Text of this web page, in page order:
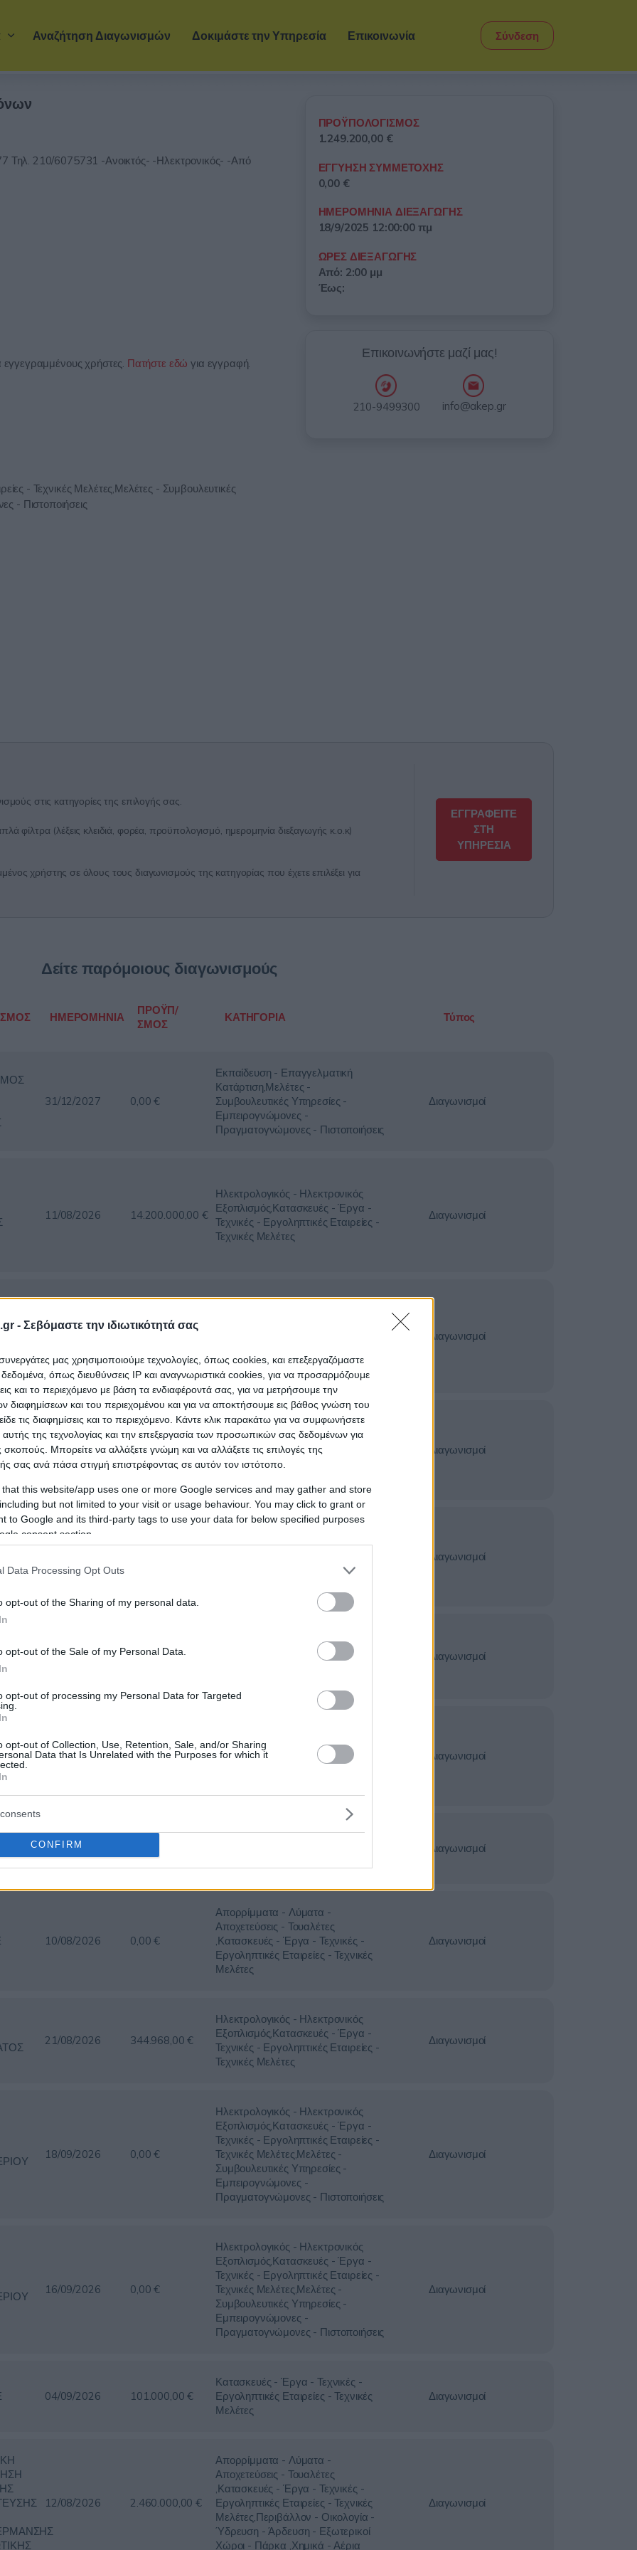
- Σεβόμαστε την ιδιωτικότητά σας
συνεργάτες μας χρησιμοποιούμε τεχνολογίες, όπως cookies, και επεξεργαζόμαστε
όπως διευθύνσεις IP και αναγνωριστικά cookies, για να προσαρμόζουμε
και το περιεχόμενο με βάση τα ενδιαφέροντά σας, για να μετρήσουμε την
διαφημίσεων και του περιεχομένου και για να αποκτήσουμε εις βάθος γνώση του
τις διαφημίσεις και το περιεχόμενο. Κάντε κλικ παρακάτω για να συμφωνήσετε
της τεχνολογίας και την επεξεργασία των προσωπικών σας δεδομένων για
Μπορείτε να αλλάξετε γνώμη και να αλλάξετε τις επιλογές της
σας ανά πάσα στιγμή επιστρέφοντας σε αυτόν τον ιστότοπο.
that this website/app uses one or more Google services and may gather and store
but not limited to your visit or usage behaviour. You may click to grant or
to Google and its third-party tags to use your data for below specified purposes
consent section.
Data Processing Opt Outs
opt-out of the Sharing of my personal data.
opt-out of the Sale of my Personal Data.
opt-out of processing my Personal Data for Targeted
opt-out of Collection, Use, Retention, Sale, and/or Sharing
Data that Is Unrelated with the Purposes for which it
CONFIRM
Αναζήτηση Διαγωνισμών Δοκιμάστε την Υπηρεσία Επικοινωνία Σύνδεση
Τηλ. 210/6075731 -Ανοικτός- -Ηλεκτρονικός- -Από
εγγεγραμμένους χρήστες. Πατήστε εδώ για εγγραφή.
- Τεχνικές Μελέτες,Μελέτες - Συμβουλευτικές
- Πιστοποιήσεις
ΠΡΟΫΠΟΛΟΓΙΣΜΟΣ
1.249.200,00 €
ΕΓΓΥΗΣΗ ΣΥΜΜΕΤΟΧΗΣ
0,00 €
ΗΜΕΡΟΜΗΝΙΑ ΔΙΕΞΑΓΩΓΗΣ
18/9/2025 12:00:00 πμ
ΩΡΕΣ ΔΙΕΞΑΓΩΓΗΣ
Από: 2:00 μμ
Έως:
Επικοινωνήστε μαζί μας!
210-9499300 info@akep.gr
στις κατηγορίες της επιλογής σας.
φίλτρα (λέξεις κλειδιά, φορέα, προϋπολογισμό, ημερομηνία διεξαγωγής κ.ο.κ)
χρήστης σε όλους τους διαγωνισμούς της κατηγορίας που έχετε επιλέξει για
ΕΓΓΡΑΦΕΙΤΕ
ΣΤΗ
ΥΠΗΡΕΣΙΑ
Δείτε παρόμοιους διαγωνισμούς
ΗΜΕΡΟΜΗΝΙΑ
ΠΡΟΫΠ/
ΣΜΟΣ
ΚΑΤΗΓΟΡΙΑ Τύπος
31/12/2027 0,00 €
Εκπαίδευση - Επαγγελματική
Κατάρτιση,Μελέτες -
Συμβουλευτικές Υπηρεσίες -
Εμπειρογνώμονες -
Πραγματογνώμονες - Πιστοποιήσεις
Διαγωνισμοί
11/08/2026 14.200.000,00 €
Ηλεκτρολογικός - Ηλεκτρονικός
Εξοπλισμός,Κατασκευές - Έργα -
Τεχνικές - Εργοληπτικές Εταιρείες -
Τεχνικές Μελέτες
Διαγωνισμοί
25/08/2026 1.850.719,89 € Διαγωνισμοί
14/08/2026 8.306.451,00 €
Κατασκευές - Έργα - Τεχνικές -
Εργοληπτικές Εταιρείες - Τεχνικές
Μελέτες,Περιβάλλον - Οικολογία -
Ύδρευση - Άρδευση - Εξωτερικοί
Διαγωνισμοί
Κατασκευές - Έργα - Τεχνικές -
Εργοληπτικές Εταιρείες - Τεχνικές
Ύδρευση - Άρδευση - Εξωτερικοί
Διαγωνισμοί
31/08/2026 17.741.935,00 €
Εξοπλισμός,Κατασκευές - Έργα -
Τεχνικές - Εργοληπτικές Εταιρείες -
Διαγωνισμοί
18/08/2026 1.999.615,00 €
Κατάρτιση,Μελέτες -
Συμβουλευτικές Υπηρεσίες -
Διαγωνισμοί
11/08/2026
Μελέτες - Συμβουλευτικές
Διαγωνισμοί
10/08/2026 0,00 €
Απορρίμματα - Λύματα -
Αποχετεύσεις - Τουαλέτες
,Κατασκευές - Έργα - Τεχνικές -
Εργοληπτικές Εταιρείες - Τεχνικές
Μελέτες
Διαγωνισμοί
21/08/2026 344.968,00 €
Ηλεκτρολογικός - Ηλεκτρονικός
Εξοπλισμός,Κατασκευές - Έργα -
Τεχνικές - Εργοληπτικές Εταιρείες -
Τεχνικές Μελέτες
Διαγωνισμοί
18/09/2026 0,00 €
Ηλεκτρολογικός - Ηλεκτρονικός
Εξοπλισμός,Κατασκευές - Έργα -
Τεχνικές - Εργοληπτικές Εταιρείες -
Τεχνικές Μελέτες,Μελέτες -
Συμβουλευτικές Υπηρεσίες -
Εμπειρογνώμονες -
Πραγματογνώμονες - Πιστοποιήσεις
Διαγωνισμοί
16/09/2026 0,00 €
Ηλεκτρολογικός - Ηλεκτρονικός
Εξοπλισμός,Κατασκευές - Έργα -
Τεχνικές - Εργοληπτικές Εταιρείες -
Τεχνικές Μελέτες,Μελέτες -
Συμβουλευτικές Υπηρεσίες -
Εμπειρογνώμονες -
Πραγματογνώμονες - Πιστοποιήσεις
Διαγωνισμοί
04/09/2026 101.000,00 €
Κατασκευές - Έργα - Τεχνικές -
Εργοληπτικές Εταιρείες - Τεχνικές
Μελέτες
Διαγωνισμοί
12/08/2026 2.460.000,00 €
Απορρίμματα - Λύματα -
Αποχετεύσεις - Τουαλέτες
,Κατασκευές - Έργα - Τεχνικές -
Εργοληπτικές Εταιρείες - Τεχνικές
Μελέτες,Περιβάλλον - Οικολογία -
Ύδρευση - Άρδευση - Εξωτερικοί
Χώροι - Πάρκα ,Χημικά - Αέρια
Διαγωνισμοί